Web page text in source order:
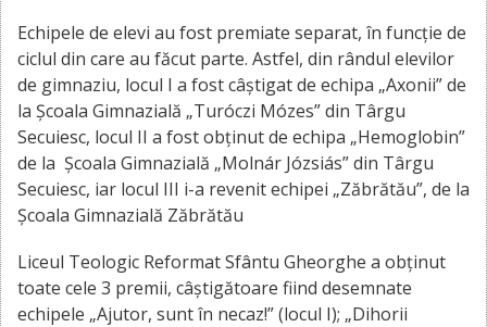
Echipele de elevi au fost premiate separat, în funcție de
ciclul din care au făcut parte. Astfel, din rândul elevilor
de gimnaziu, locul I a fost câștigat de echipa „Axonii” de
la Școala Gimnazială „Turóczi Mózes” din Târgu
Secuiesc, locul II a fost obținut de echipa „Hemoglobin”
de la Școala Gimnazială „Molnár Józsiás” din Târgu
Secuiesc, iar locul III i-a revenit echipei „Zăbrătău”, de la
Școala Gimnazială Zăbrătău
Liceul Teologic Reformat Sfântu Gheorghe a obținut
toate cele 3 premii, câștigătoare fiind desemnate
echipele „Ajutor, sunt în necaz!” (locul I); „Dihorii